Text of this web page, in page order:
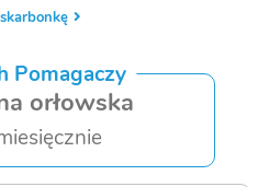
Pomagaczy
orłowska